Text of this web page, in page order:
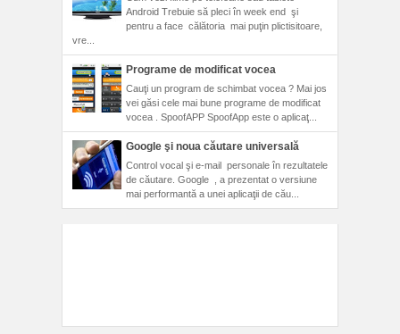
Android Trebuie să pleci în week end şi
pentru a face călătoria mai puţin plictisitoare,
vre...
Programe de modificat vocea
Cauţi un program de schimbat vocea ? Mai jos
vei găsi cele mai bune programe de modificat
vocea . SpoofAPP SpoofApp este o aplicaţ...
Google şi noua căutare universală
Control vocal şi e-mail personale în rezultatele
de căutare. Google , a prezentat o versiune
mai performantă a unei aplicaţii de cău...